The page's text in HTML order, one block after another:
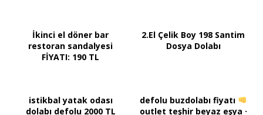
İkinci el döner bar
restoran sandalyesi
FİYATI: 190 TL
2.El Çelik Boy 198 Santim
Dosya Dolabı
istikbal yatak odası
dolabı defolu 2000 TL
defolu buzdolabı fiyatı
outlet teşhir beyaz eşya ·